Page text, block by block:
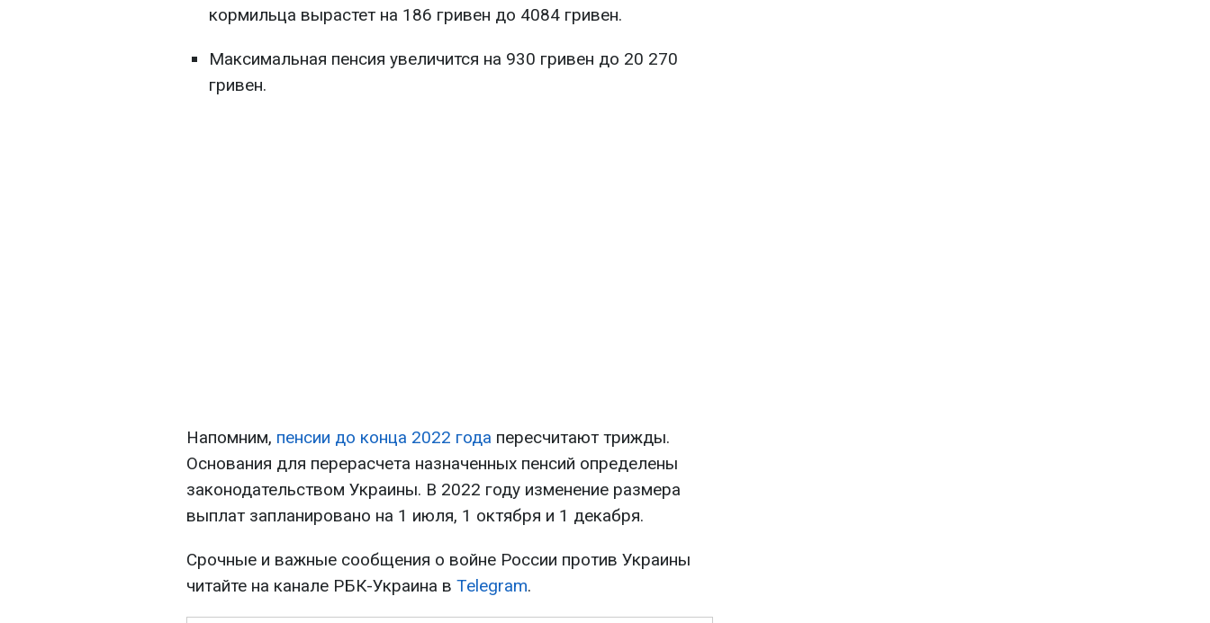
кормильца вырастет на 186 гривен до 4084 гривен.
Максимальная пенсия увеличится на 930 гривен до 20 270
гривен.
Напомним, пенсии до конца 2022 года пересчитают трижды.
Основания для перерасчета назначенных пенсий определены
законодательством Украины. В 2022 году изменение размера
выплат запланировано на 1 июля, 1 октября и 1 декабря.
Срочные и важные сообщения о войне России против Украины
читайте на канале РБК-Украина в Telegram.